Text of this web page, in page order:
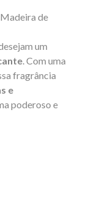
de
um
. Com uma
fragrância
e
poderoso e